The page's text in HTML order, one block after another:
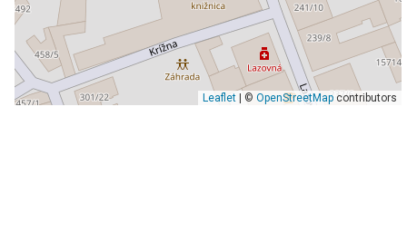
Leaflet| © OpenStreetMapcontributors